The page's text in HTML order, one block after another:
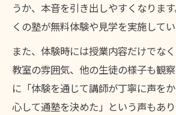
うか、本音を引き出しやすくなりま
くの塾が無料体験や見学を実施してい
また、体験時には授業内容だけでな
教室の雰囲気、他の生徒の様子も観
に「体験を通じて講師が丁寧に声を
心して通塾を決めた」という声もあ